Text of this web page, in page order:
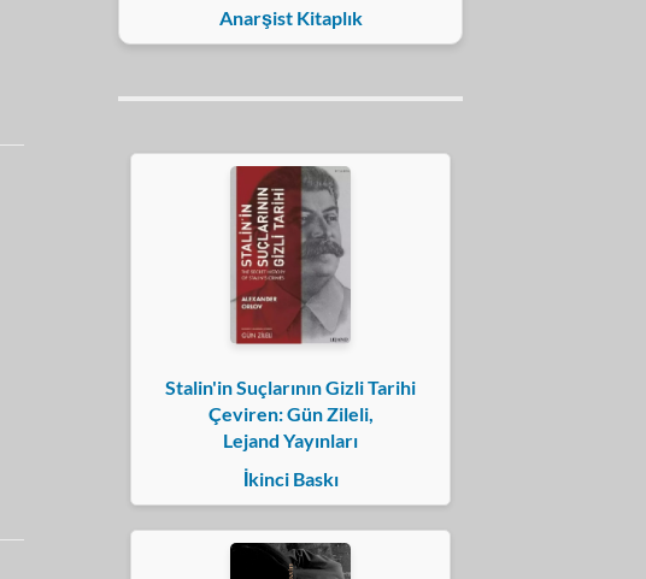
Anarşist Kitaplık
Stalin'in Suçlarının Gizli Tarihi
Çeviren: Gün Zileli,
Lejand Yayınları
İkinci Baskı